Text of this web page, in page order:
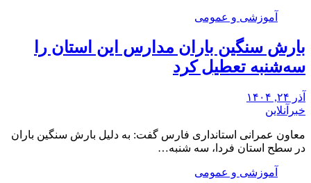
آموزشی و عمومی
بارش سنگین باران مدارس این استان را
سه‌شنبه تعطیل کرد
آذر ۲۴, ۱۴۰۴
خبرآنلاین
معاون عمرانی استانداری فارس گفت: به دلیل بارش سنگین باران
در سطح استان فردا، سه شنبه…
آموزشی و عمومی